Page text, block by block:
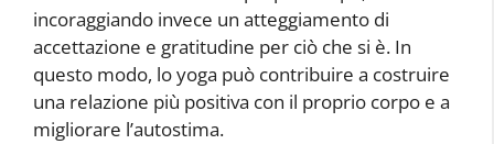
incoraggiando invece un atteggiamento di
accettazione e gratitudine per ciò che si è. In
questo modo, lo yoga può contribuire a costruire
una relazione più positiva con il proprio corpo e a
migliorare l’autostima.